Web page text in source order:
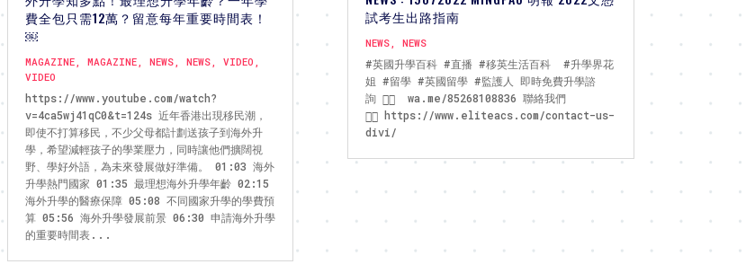
費全包只需12萬？留意每年重要時間表！
￼
MAGAZINE, MAGAZINE, NEWS, NEWS, VIDEO ,
VIDEO
https://www.youtube.com/watch?
v=4ca5wj41qC0&t=124s 近年香港出現移民潮，
即使不打算移民，不少父母都計劃送孩子到海外升
學，希望減輕孩子的學業壓力，同時讓他們擴闊視
野、學好外語，為未來發展做好準備。 01:03 海外
升學熱門國家 01:35 最理想海外升學年齡 02:15
海外升學的醫療保障 05:08 不同國家升學的學費預
算 05:56 海外升學發展前景 06:30 申請海外升學
的重要時間表...
試考生出路指南
NEWS, NEWS
#英國升學百科 #直播 #移英生活百科 #升學界花
姐 #留學 #英國留學 #監護人 即時免費升學諮
詢 👉🏻 wa.me/85268108836 聯絡我們
👉🏻 https://www.eliteacs.com/contact-us-
divi/